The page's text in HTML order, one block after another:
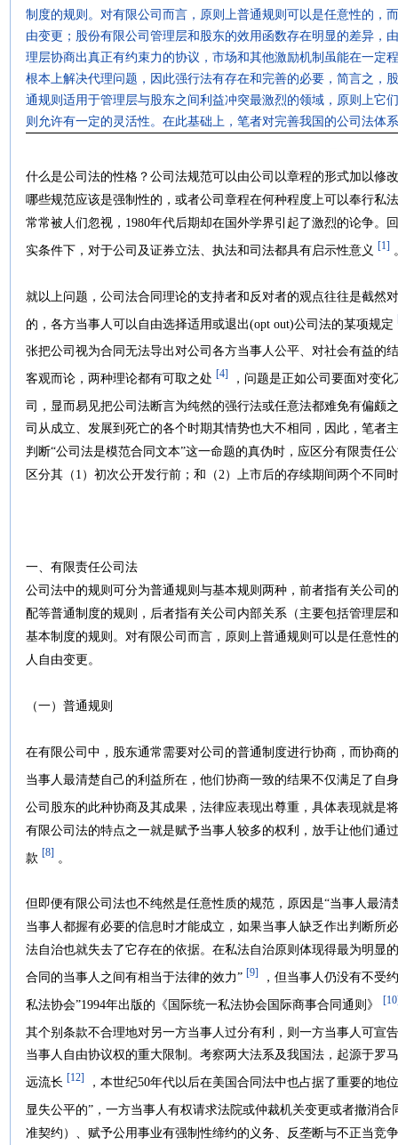
制度的规则。对有限公司而言，原则上普通规则可以是任意性的，
由变更；股份有限公司管理层和股东的效用函数存在明显的差异，
理层协商出真正有约束力的协议，市场和其他激励机制虽能在一定
根本上解决代理问题，因此强行法有存在和完善的必要，简言之，
通规则适用于管理层与股东之间利益冲突最激烈的领域，原则上它
则允许有一定的灵活性。在此基础上，笔者对完善我国的公司法体
什么是公司法的性格？公司法规范可以由公司以章程的形式加以修
哪些规范应该是强制性的，或者公司章程在何种程度上可以奉行私
常常被人们忽视，1980年代后期却在国外学界引起了激烈的论争。
实条件下，对于公司及证券立法、执法和司法都具有启示性意义 [1]
就以上问题，公司法合同理论的支持者和反对者的观点往往是截然
的，各方当事人可以自由选择适用或退出(opt out)公司法的某项规定
张把公司视为合同无法导出对公司各方当事人公平、对社会有益的
客观而论，两种理论都有可取之处 [4] ，问题是正如公司要面对变
司，显而易见把公司法断言为纯然的强行法或任意法都难免有偏颇
司从成立、发展到死亡的各个时期其情势也大不相同，因此，笔者
判断“公司法是模范合同文本”这一命题的真伪时，应区分有限责任
区分其（1）初次公开发行前；和（2）上市后的存续期间两个不同
一、有限责任公司法
公司法中的规则可分为普通规则与基本规则两种，前者指有关公司
配等普通制度的规则，后者指有关公司内部关系（主要包括管理层
基本制度的规则。对有限公司而言，原则上普通规则可以是任意性
人自由变更。
（一）普通规则
在有限公司中，股东通常需要对公司的普通制度进行协商，而协商
当事人最清楚自己的利益所在，他们协商一致的结果不仅满足了自
公司股东的此种协商及其成果，法律应表现出尊重，具体表现就是
有限公司法的特点之一就是赋予当事人较多的权利，放手让他们通
款 [8] 。
但即便有限公司法也不纯然是任意性质的规范，原因是“当事人最
当事人都握有必要的信息时才能成立，如果当事人缺乏作出判断所
法自治也就失去了它存在的依据。在私法自治原则体现得最为明显
合同的当事人之间有相当于法律的效力” [9] ，但当事人仍没有不受
私法协会”1994年出版的《国际统一私法协会国际商事合同通则》
其个别条款不合理地对另一方当事人过分有利，则一方当事人可宣
当事人自由协议权的重大限制。考察两大法系及我国法，起源于罗
远流长 [12] ，本世纪50年代以后在美国合同法中也占据了重要的地
显失公平的”，一方当事人有权请求法院或仲裁机关变更或者撤消合
准契约）、赋予公用事业有强制性缔约的义务、反垄断与不正当竞